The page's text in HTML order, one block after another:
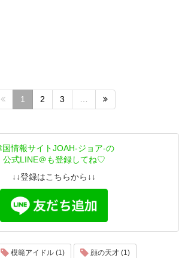
1 2 3 …
国情報サイトJOAH-ジョア-の
公式LINE＠も登録してね♡
↓↓登録はこちらから↓↓
模範アイドル (1) 顔の天才 (1)